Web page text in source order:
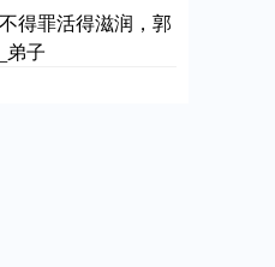
得罪活得滋润，郭
弟子